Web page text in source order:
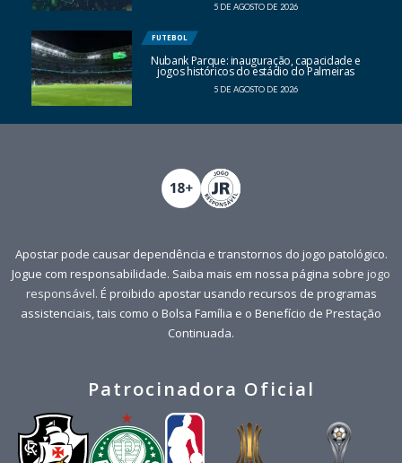
5 DE AGOSTO DE 2026
FUTEBOL
Nubank Parque: inauguração, capacidade e
jogos históricos do estádio do Palmeiras
5 DE AGOSTO DE 2026
Apostar pode causar dependência e transtornos do jogo patológico.
Jogue com responsabilidade. Saiba mais em nossa página sobre jogo
responsável. É proibido apostar usando recursos de programas
assistenciais, tais como o Bolsa Família e o Benefício de Prestação
Continuada.
Patrocinadora Oficial